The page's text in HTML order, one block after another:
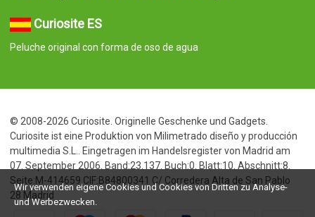
Curiosite ES
Peluche original con forma de oso de agua
© 2008-2026 Curiosite. Originelle Geschenke und Gadgets.
Curiosite ist eine Produktion von Milimetrado diseño y producción
multimedia S.L.. Eingetragen im Handelsregister von Madrid am
07. September 2006. Band:23.137. Buch:0. Blatt:10. Abschnitt:8.
Seite:M-414659 CIF:B84800341 C/ Corredera Alta de San Pablo
28 Madrid
Wir verwenden eigene Cookies und Cookies von Dritten zu Analyse-
und Werbezwecken.